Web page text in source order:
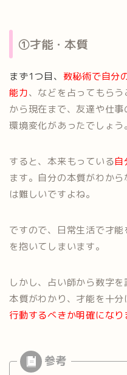
①才能・本質
まず1つ目、 数秘術で自分
能力、などを占ってもら
から現在まで、友達や仕
環境変化があったでしょう。
すると、本来もっている自
ます。自分の本質がわか
は難しいですよね。
ですので、日常生活で才
を抱いてしまいます。
しかし、占い師から数字
本質がわかり、才能を十
行動するべきか明確になり